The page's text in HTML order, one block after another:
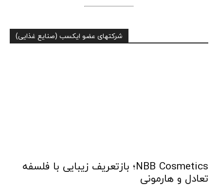
شرکتهای عضو ایکسب (صنایع غذایی)
NBB Cosmetics؛ بازتعریف زیبایی با فلسفه
تعادل و هارمونی